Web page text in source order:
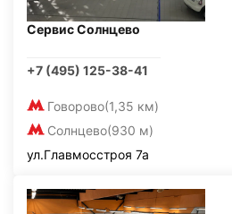
Сервис Солнцево
+7 (495) 125-38-41
Говорово(1,35 км)
Солнцево(930 м)
ул.Главмосстроя 7а